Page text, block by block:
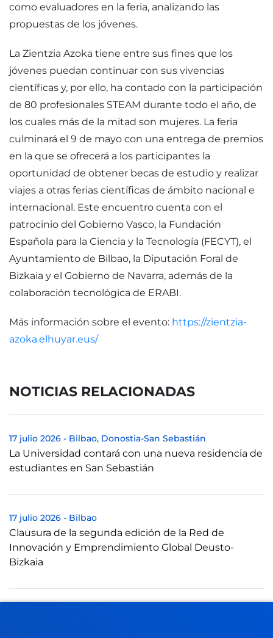
como evaluadores en la feria, analizando las
propuestas de los jóvenes.
La Zientzia Azoka tiene entre sus fines que los
jóvenes puedan continuar con sus vivencias
científicas y, por ello, ha contado con la participación
de 80 profesionales STEAM durante todo el año, de
los cuales más de la mitad son mujeres. La feria
culminará el 9 de mayo con una entrega de premios
en la que se ofrecerá a los participantes la
oportunidad de obtener becas de estudio y realizar
viajes a otras ferias científicas de ámbito nacional e
internacional. Este encuentro cuenta con el
patrocinio del Gobierno Vasco, la Fundación
Española para la Ciencia y la Tecnología (FECYT), el
Ayuntamiento de Bilbao, la Diputación Foral de
Bizkaia y el Gobierno de Navarra, además de la
colaboración tecnológica de ERABI.
Más información sobre el evento: https://zientzia-
azoka.elhuyar.eus/
NOTICIAS RELACIONADAS
17 julio 2026 - Bilbao Donostia-San Sebastián
La Universidad contará con una nueva residencia de
estudiantes en San Sebastián
17 julio 2026 - Bilbao
Clausura de la segunda edición de la Red de
Innovación y Emprendimiento Global Deusto-
Bizkaia